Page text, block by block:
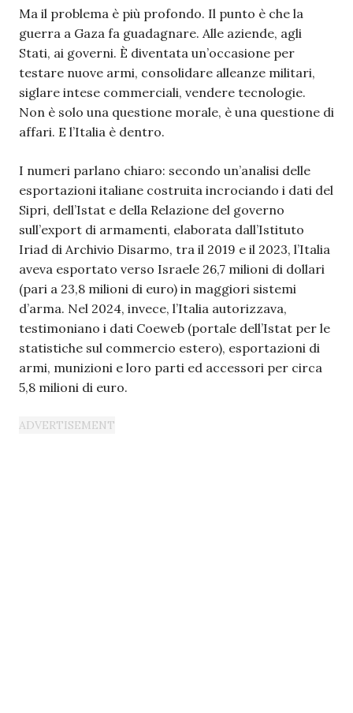
Ma il problema è più profondo. Il punto è che la
guerra a Gaza fa guadagnare. Alle aziende, agli
Stati, ai governi. È diventata un’occasione per
testare nuove armi, consolidare alleanze militari,
siglare intese commerciali, vendere tecnologie.
Non è solo una questione morale, è una questione di
affari. E l’Italia è dentro.
I numeri parlano chiaro: secondo un’analisi delle
esportazioni italiane costruita incrociando i dati del
Sipri, dell’Istat e della Relazione del governo
sull’export di armamenti, elaborata dall’Istituto
Iriad di Archivio Disarmo, tra il 2019 e il 2023, l’Italia
aveva esportato verso Israele 26,7 milioni di dollari
(pari a 23,8 milioni di euro) in maggiori sistemi
d’arma. Nel 2024, invece, l’Italia autorizzava,
testimoniano i dati Coeweb (portale dell’Istat per le
statistiche sul commercio estero), esportazioni di
armi, munizioni e loro parti ed accessori per circa
5,8 milioni di euro.